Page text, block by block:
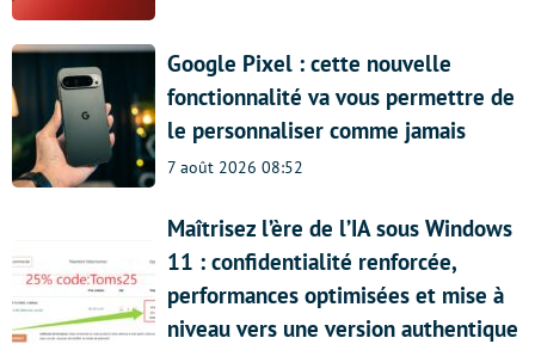
Google Pixel : cette nouvelle
fonctionnalité va vous permettre de
le personnaliser comme jamais
7 août 2026 08:52
Maîtrisez l’ère de l’IA sous Windows
11 : confidentialité renforcée,
performances optimisées et mise à
niveau vers une version authentique